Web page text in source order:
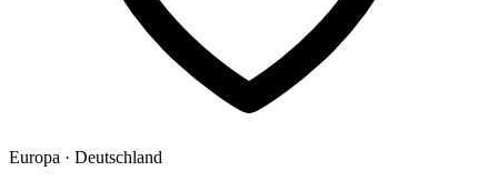
Europa · Deutschland